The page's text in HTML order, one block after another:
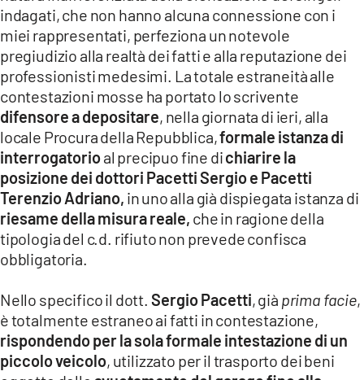
indagati, che non hanno alcuna connessione con i
miei rappresentati, perfeziona un notevole
pregiudizio alla realtà dei fatti e alla reputazione dei
professionisti medesimi. La totale estraneità alle
contestazioni mosse ha portato lo scrivente
difensore a depositare, nella giornata di ieri, alla
locale Procura della Repubblica,formale istanza di
interrogatorioal precipuo fine dichiarire la
posizione dei dottori Pacetti Sergio e Pacetti
TerenzioAdriano, in uno alla già dispiegata istanza di
riesame della misura reale, che in ragione della
tipologia del c.d. rifiuto non prevede confisca
obbligatoria.
Nello specifico il dott. Sergio Pacetti, già prima facie,
è totalmente estraneo ai fatti in contestazione,
rispondendo per la sola formale intestazione di un
piccolo veicolo, utilizzato per il trasporto dei beni